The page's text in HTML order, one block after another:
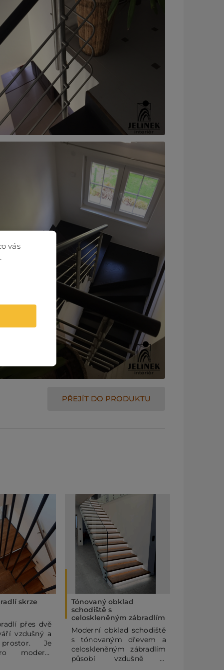
PŘEJÍT DO PRODUKTU
skrze
přes dvě
vzdušný a
Je
moderní
Tónovaný obklad
schodiště s
celoskleněným zábradlím
Moderní obklad schodiště
s tónovaným dřevem a
celoskleněným zábradlím
působí vzdušně a
vás